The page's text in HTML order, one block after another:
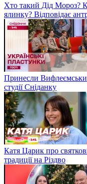
Хто такий Дід Мороз?
ялинку? Відповідає
Принесли
студії Сніданку
Катя Царик про
традиції на Різдво